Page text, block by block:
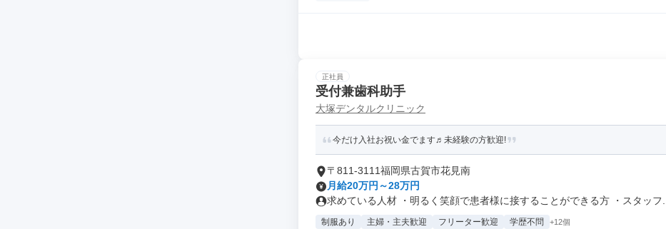
正社員
受付兼歯科助手
大塚デンタルクリニック
今だけ入社お祝い金でます♬未経験の方歓迎!
〒811-3111福岡県古賀市花見南
月給20万円～28万円
求めている人材 ・明るく笑顔で患者様に接することができる方 ・スタッフ...
制服あり 主婦・主夫歓迎 フリーター歓迎 学歴不問 +12個